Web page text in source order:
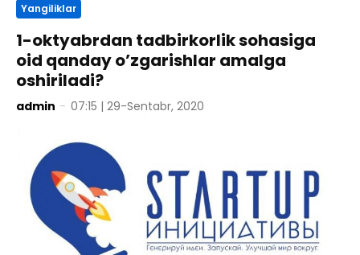
Yangiliklar
1-oktyabrdan tadbirkorlik sohasiga
oid qanday o’zgarishlar amalga
oshiriladi?
admin - 07:15 | 29-Sentabr, 2020